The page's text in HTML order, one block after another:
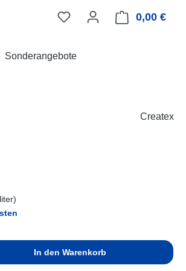
0,00 €
Sonderangebote
Createx
gewünschten Wert ein
In den Warenkorb